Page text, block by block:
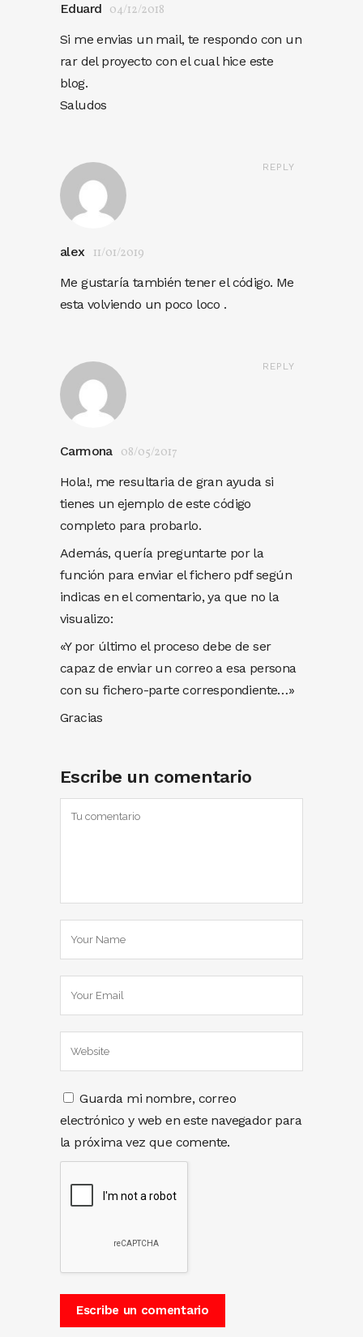
Eduard 04/12/2018
Si me envias un mail, te respondo con un
rar del proyecto con el cual hice este
blog.
Saludos
REPLY
alex 11/01/2019
Me gustaría también tener el código. Me
esta volviendo un poco loco .
REPLY
Carmona 08/05/2017
Hola!, me resultaria de gran ayuda si
tienes un ejemplo de este código
completo para probarlo.
Además, quería preguntarte por la
función para enviar el fichero pdf según
indicas en el comentario, ya que no la
visualizo:
«Y por último el proceso debe de ser
capaz de enviar un correo a esa persona
con su fichero-parte correspondiente…»
Gracias
Escribe un comentario
Guarda mi nombre, correo
electrónico y web en este navegador para
la próxima vez que comente.